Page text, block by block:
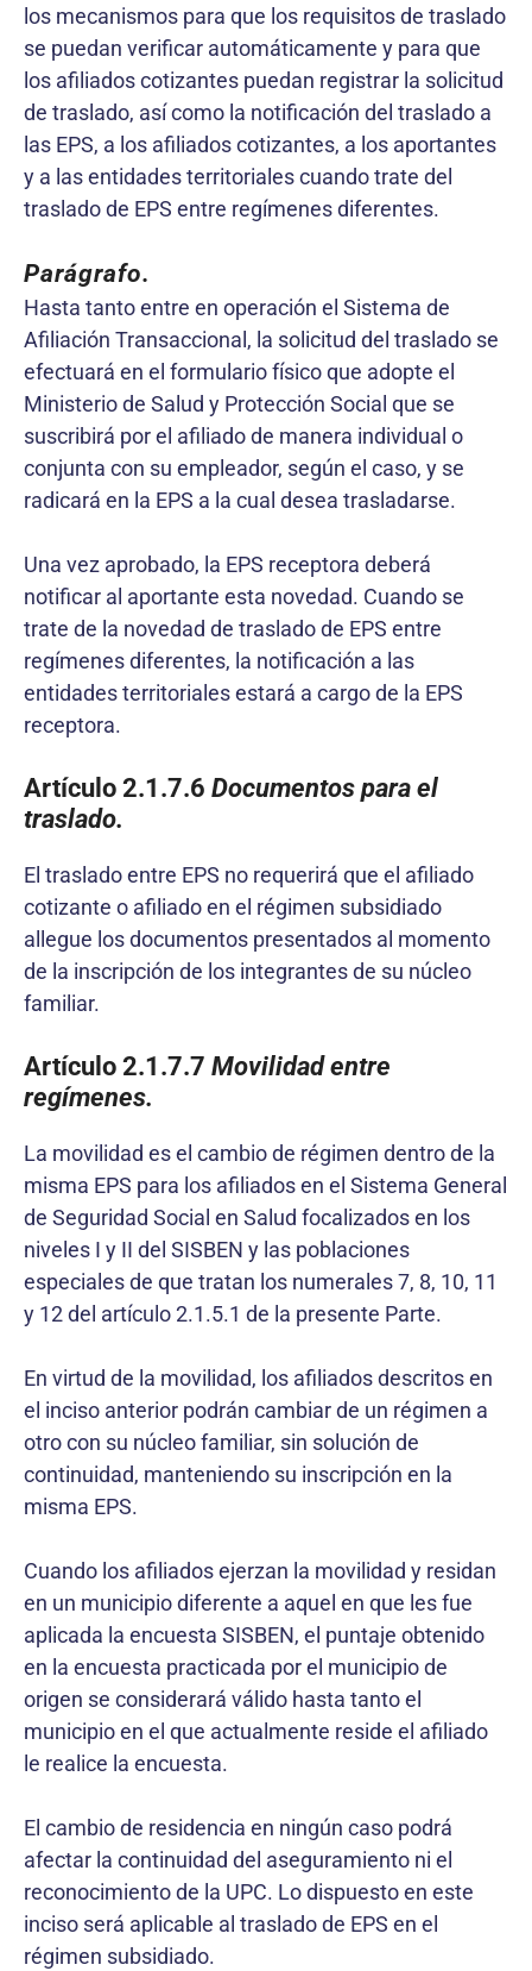
los mecanismos para que los requisitos de traslado
se puedan verificar automáticamente y para que
los afiliados cotizantes puedan registrar la solicitud
de traslado, así como la notificación del traslado a
las EPS, a los afiliados cotizantes, a los aportantes
y a las entidades territoriales cuando trate del
traslado de EPS entre regímenes diferentes.
Parágrafo.
Hasta tanto entre en operación el Sistema de
Afiliación Transaccional, la solicitud del traslado se
efectuará en el formulario físico que adopte el
Ministerio de Salud y Protección Social que se
suscribirá por el afiliado de manera individual o
conjunta con su empleador, según el caso, y se
radicará en la EPS a la cual desea trasladarse.
Una vez aprobado, la EPS receptora deberá
notificar al aportante esta novedad. Cuando se
trate de la novedad de traslado de EPS entre
regímenes diferentes, la notificación a las
entidades territoriales estará a cargo de la EPS
receptora.
Artículo 2.1.7.6 Documentos para el
traslado.
El traslado entre EPS no requerirá que el afiliado
cotizante o afiliado en el régimen subsidiado
allegue los documentos presentados al momento
de la inscripción de los integrantes de su núcleo
familiar.
Artículo 2.1.7.7 Movilidad entre
regímenes.
La movilidad es el cambio de régimen dentro de la
misma EPS para los afiliados en el Sistema General
de Seguridad Social en Salud focalizados en los
niveles I y II del SISBEN y las poblaciones
especiales de que tratan los numerales 7, 8, 10, 11
y 12 del artículo 2.1.5.1 de la presente Parte.
En virtud de la movilidad, los afiliados descritos en
el inciso anterior podrán cambiar de un régimen a
otro con su núcleo familiar, sin solución de
continuidad, manteniendo su inscripción en la
misma EPS.
Cuando los afiliados ejerzan la movilidad y residan
en un municipio diferente a aquel en que les fue
aplicada la encuesta SISBEN, el puntaje obtenido
en la encuesta practicada por el municipio de
origen se considerará válido hasta tanto el
municipio en el que actualmente reside el afiliado
le realice la encuesta.
El cambio de residencia en ningún caso podrá
afectar la continuidad del aseguramiento ni el
reconocimiento de la UPC. Lo dispuesto en este
inciso será aplicable al traslado de EPS en el
régimen subsidiado.